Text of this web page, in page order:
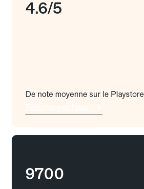
4.6/5
De note moyenne sur le Playstore
9700